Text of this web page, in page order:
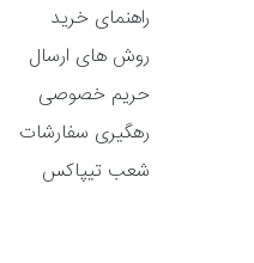
راهنمای خرید
روش های ارسال
حریم خصوصی
رهگیری سفارشات
شعب تیپاکس